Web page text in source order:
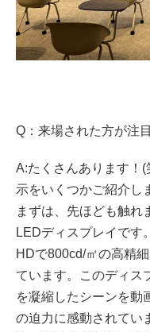
Q：来場された方が注
A:たくさんあります
示をいくつかご紹介し
まずは、先ほども触れ
LEDディスプレイです
HDで800cd/㎡の高精
ています。このディス
を凝縮したシーンを動
の迫力に感動されてい